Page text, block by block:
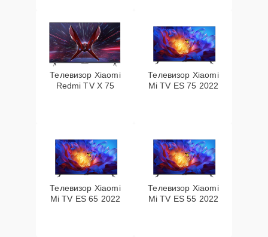
Телевизор Xiaomi
Redmi TV X 75
Телевизор Xiaomi
Mi TV ES 75 2022
Телевизор Xiaomi
Mi TV ES 65 2022
Телевизор Xiaomi
Mi TV ES 55 2022